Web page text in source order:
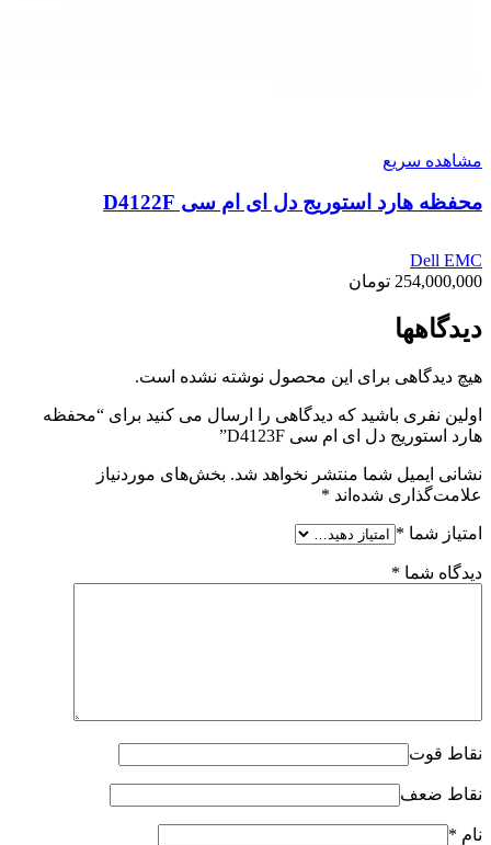
مشاهده سریع
محفظه هارد استوریج دل ای ام سی D4122F
Dell EMC
254,000,000 تومان
دیدگاهها
هیچ دیدگاهی برای این محصول نوشته نشده است.
اولین نفری باشید که دیدگاهی را ارسال می کنید برای “محفظه
هارد استوریج دل ای ام سی D4123F”
نشانی ایمیل شما منتشر نخواهد شد. بخش‌های موردنیاز
علامت‌گذاری شده‌اند *
امتیاز شما *
دیدگاه شما *
نقاط قوت
نقاط ضعف
نام *